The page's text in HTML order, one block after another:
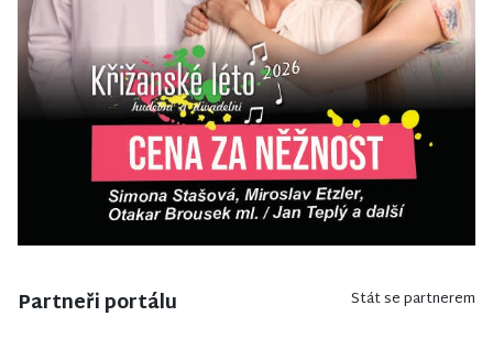
Partneři portálu Stát se partnerem